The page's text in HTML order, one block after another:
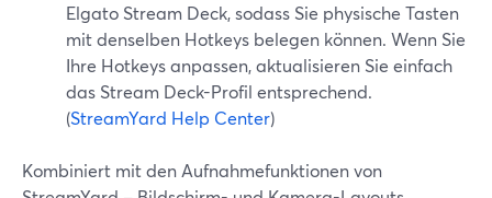
Elgato Stream Deck, sodass Sie physische Tasten
mit denselben Hotkeys belegen können. Wenn Sie
Ihre Hotkeys anpassen, aktualisieren Sie einfach
das Stream Deck-Profil entsprechend.
(StreamYard Help Center)
Kombiniert mit den Aufnahmefunktionen von